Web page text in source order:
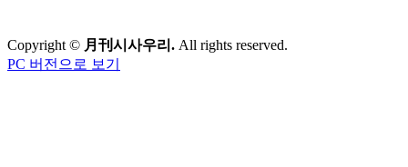
Copyright © 月刊시사우리. All rights reserved.
PC 버전으로 보기